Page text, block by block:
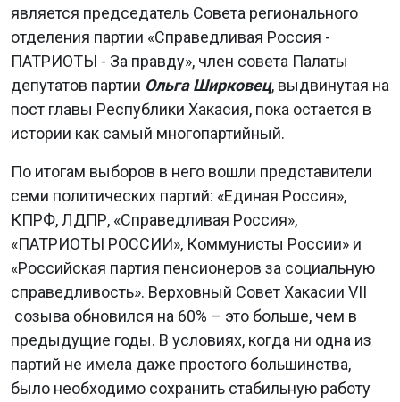
является председатель Совета регионального
отделения партии «Справедливая Россия -
ПАТРИОТЫ - За правду», член совета Палаты
депутатов партии Ольга Ширковец, выдвинутая на
пост главы Республики Хакасия, пока остается в
истории как самый многопартийный.
По итогам выборов в него вошли представители
семи политических партий: «Единая Россия»,
КПРФ, ЛДПР, «Справедливая Россия»,
«ПАТРИОТЫ РОССИИ», Коммунисты России» и
«Российская партия пенсионеров за социальную
справедливость». Верховный Совет Хакасии VII
созыва обновился на 60% – это больше, чем в
предыдущие годы. В условиях, когда ни одна из
партий не имела даже простого большинства,
было необходимо сохранить стабильную работу